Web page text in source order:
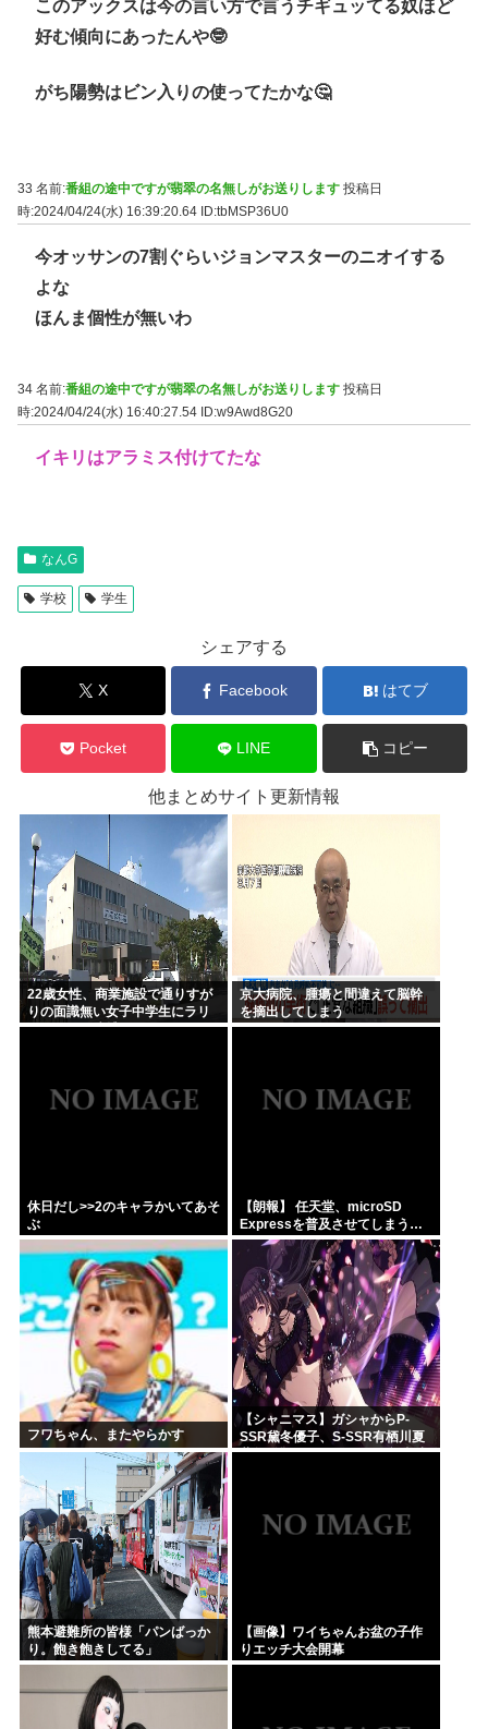
このアックスは今の言い方で言うチギュッてる奴ほど
好む傾向にあったんや🤓
がち陽勢はビン入りの使ってたかな🤔
33 名前:番組の途中ですが翡翠の名無しがお送りします 投稿日
時:2024/04/24(水) 16:39:20.64 ID:tbMSP36U0
今オッサンの7割ぐらいジョンマスターのニオイする
よな
ほんま個性が無いわ
34 名前:番組の途中ですが翡翠の名無しがお送りします 投稿日
時:2024/04/24(水) 16:40:27.54 ID:w9Awd8G20
イキリはアラミス付けてたな
なんG
学校 学生
シェアする
X Facebook はてブ
Pocket LINE コピー
他まとめサイト更新情報
22歳女性、商業施設で通りすが
りの面識無い女子中学生にラリ
アットして逮捕される
京大病院、腫瘍と間違えて脳幹
を摘出してしまう
休日だし>>2のキャラかいてあそ
ぶ
【朗報】 任天堂、microSD
Expressを普及させてしまう…
フワちゃん、またやらかす
【シャニマス】ガシャからP-
SSR黛冬優子、S-SSR有栖川夏
葉が登場！イベントS-SR福丸小
熊本避難所の皆様「パンばっか
り。飽き飽きしてる」
【画像】ワイちゃんお盆の子作
りエッチ大会開幕